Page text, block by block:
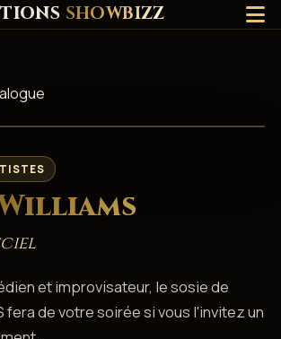
SHOWBIZZ
et improvisateur, le sosie de
fera de votre soirée si vous l'invitez un